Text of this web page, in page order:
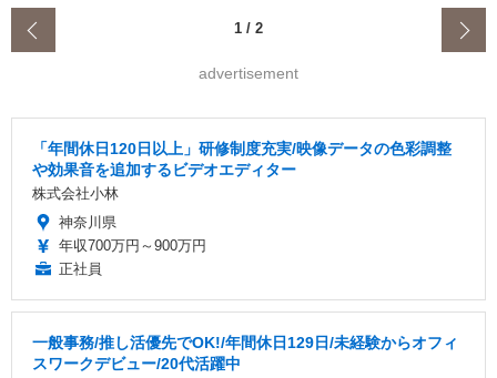
1 / 2
advertisement
「年間休日120日以上」研修制度充実/映像データの色彩調整
や効果音を追加するビデオエディター
株式会社小林
神奈川県
年収700万円～900万円
正社員
一般事務/推し活優先でOK!/年間休日129日/未経験からオフィ
スワークデビュー/20代活躍中